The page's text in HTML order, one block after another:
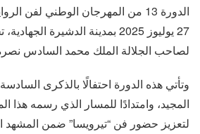
27 يوليوز 2025 بمدينة الدشيرة
لصاحب الجلالة الملك محمد السادس
وتأتي هذه الدورة احتفالًا بالذكرى
المجيد، وامتدادًا للمسار الذي رسمه هذا
لتعزيز حضور فن “تيرويسا” ضمن المشهد